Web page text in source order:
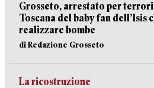
Grosseto, arrestato per
Toscana del baby fan dell’Isis
realizzare bombe
di Redazione Grosseto
La ricostruzione